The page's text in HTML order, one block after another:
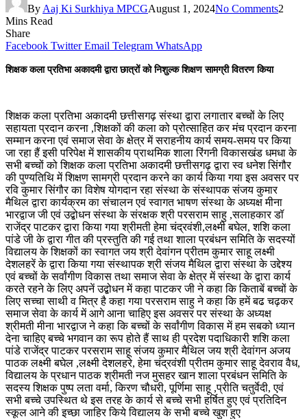
By Aaj Ki Surkhiya MPCGAugust 1, 2024No Comments2
Mins Read
Share
Facebook Twitter Email Telegram WhatsApp
शिक्षक कला प्रतिभा अकादमी द्वारा छात्रों को निशुल्क शिक्षण सामग्री वितरण किया
शिक्षक कला प्रतिभा अकादमी छत्तीसगढ़ संस्था द्वारा लगातार बच्चों के लिए
सहायता प्रदान करना ,शिक्षकों की कला को प्रोत्साहित कर मंच प्रदान करना
सम्मान करना एवं समाज सेवा के क्षेत्र में सराहनीय कार्य समय-समय पर किया
जा रहा हैं इसी परिपेक्ष में शासकीय प्राथमिक शाला रिंगनी विकासखंड धमधा के
सभी बच्चों को शिक्षक कला प्रतिभा अकादमी छत्तीसगढ़ द्वारा स्व धनेश सिंगौर
की पुण्यतिथि में शिक्षण सामग्री प्रदान करने का कार्य किया गया इस अवसर पर
रवि कुमार सिंगौर का विशेष योगदान रहा संस्था के संस्थापक संजय कुमार
मैथिल द्वारा कार्यक्रम का संचालन एवं स्वागत भाषण संस्था के अध्यक्ष मीना
भारद्वाज जी एवं उद्बोधन संस्था के संरक्षक श्री परसराम साहु ,सलाहकार डॉ
राजेंद्र पाटकर द्वारा किया गया श्रीमती हेमा चंद्रवंशी,लक्ष्मी बघेल, शशि कला
पांडे जी के द्वारा गीत की प्रस्तुति की गई तथा शाला प्रबंधन समिति के सदस्यों
विद्यालय के शिक्षकों का स्वागत जय श्री देवांगन प्रीतम कुमार साहू लक्ष्मी
देशलहरें के द्वारा किया गया संस्थापक श्री संजय मैथिल द्वारा संस्था के उद्देश्य
एवं बच्चों के सर्वांगीण विकास तथा समाज सेवा के क्षेत्र में संस्था के द्वारा कार्य
करते रहने के लिए अपनें उद्बोधन में कहा पाटकर जी ने कहा कि किताबें बच्चों के
लिए सच्चा साथी व मित्र है कहा गया परसराम साहु ने कहा कि हमें बढ चढ़कर
समाज सेवा के कार्य में आगे आना चाहिए इस अवसर पर संस्था के अध्यक्ष
श्रीमती मीना भारद्वाज ने कहा कि बच्चों के सर्वांगीण विकास में हम सबको ध्यान
देना चाहिए बच्चे भगवान का रूप होते हैं साथ ही प्रदेश पदाधिकारी शशि कला
पांडे राजेंद्र पाटकर परसराम साहू संजय कुमार मैथिल जय श्री देवांगन अजय
पाठक लक्ष्मी बघेल ,लक्ष्मी देशलहरे, हेमा चंद्रवंशी प्रीतम कुमार साहू देवराव वैध,
विद्यालय के प्रधान पाठक श्रीमती नज मुसहर खान शाला प्रबंधन समिति के
सदस्य शिक्षक पुष्प लता वर्मा, किरण चौधरी, पूर्णिमा साहू ,प्रीति चतुर्वेदी, एवं
सभी बच्चे उपस्थित थे इस तरह के कार्य से बच्चे सभी हर्षित हुए एवं प्रतिदिन
स्कूल आने की इच्छा जाहिर किये विद्यालय के सभी बच्चे खुश हुए